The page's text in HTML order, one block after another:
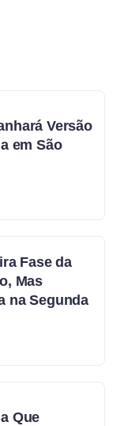
Versão
em São
Fase da
Mas
na Segunda
Que